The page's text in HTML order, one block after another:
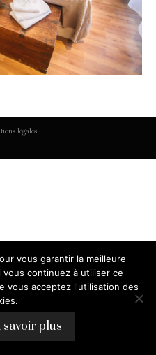
légales
vous garantir la meilleure
continuez à utiliser ce
vous acceptez l'utilisation des
savoir plus